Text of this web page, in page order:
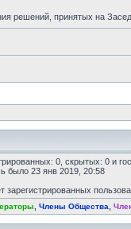
решений, принятых на
0, скрытых: 0 и
было 23 янв 2019, 20:58
зарегистрированных
Члены Общества